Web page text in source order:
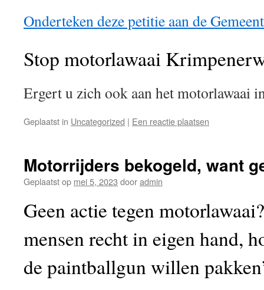
Onderteken deze petitie aan de
Stop motorlawaai
Ergert u zich ook aan het motorlawaai
Geplaatst in Uncategorized | Een reactie plaatsen
Motorrijders bekogeld, want
Geplaatst op mei 5, 2023 dooradmin
Geen actie tegen
mensen recht in eigen hand,
de paintballgun willen